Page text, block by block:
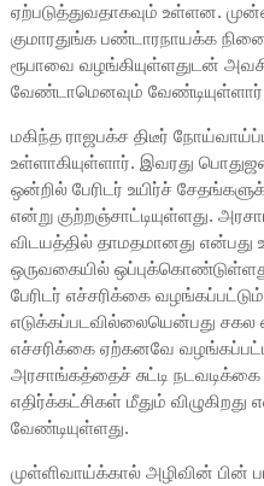
ஏற்படுத்துவதாகவும் உள்ளன.
குமாரதுங்க பண்டாரநாயக்க
ரூபாவை வழங்கியுள்ளதுடன்
வேண்டாமெனவும்
மகிந்த ராஜபக்ச திடீர்
உள்ளாகியுள்ளார். இவரது
ஒன்றில் பேரிடர் உயிர்ச்
என்று குற்றஞ்சாட்டியுள்ளது.
விடயத்தில் தாமதமானது
ஒருவகையில்
பேரிடர் எச்சரிக்கை
எடுக்கப்படவில்லையென்பது சகல
எச்சரிக்கை ஏற்கனவே
அரசாங்கத்தைச் சுட்டி
எதிர்க்கட்சிகள் மீதும் விழுகிறது
வேண்டியுள்ளது.
முள்ளிவாய்க்கால் அழிவின் பின்